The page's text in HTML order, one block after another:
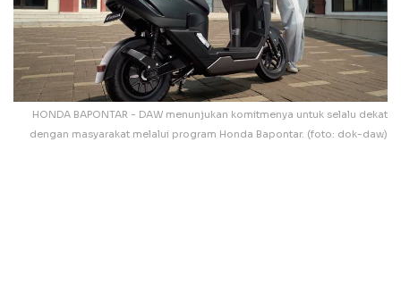
HONDA BAPONTAR - DAW menunjukan komitmenya untuk selalu dekat
dengan masyarakat melalui program Honda Bapontar. (foto: dok-daw)